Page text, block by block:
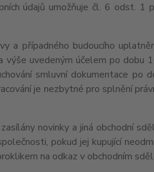
údajů umožňuje čl. 6 odst. 1
a případného budoucího
výše uvedeným účelem po dobu
smluvní dokumentace po
je nezbytné pro splnění
novinky a jiná obchodní
pokud jej kupující
na odkaz v obchodním